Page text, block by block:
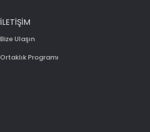
İLETIŞIM
Bize Ulaşın
Ortaklık Programı